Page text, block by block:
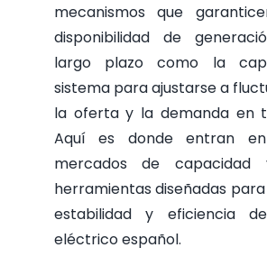
mecanismos que
disponibilidad de
largo plazo como la
sistema para ajustarse a
la oferta y la demanda en
Aquí es donde entran
mercados de capacidad
herramientas diseñadas
estabilidad y eficiencia
eléctrico español.